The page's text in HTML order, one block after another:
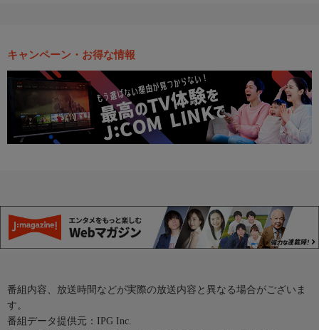
キャンペーン・お得な情報
番組内容、放送時間などが実際の放送内容と異なる場合がございま
す。
番組データ提供元：IPG Inc.